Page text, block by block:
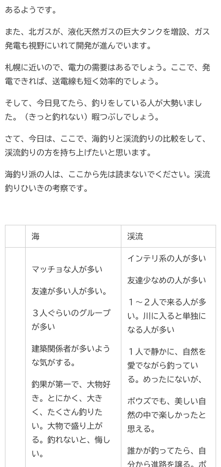
あるようです。
また、北ガスが、液化天然ガスの巨大タンクを増設、ガス
発電も視野にいれて開発が進んでいます。
札幌に近いので、電力の需要はあるでしょう。ここで、発
電できれば、送電線も短く効率的でしょう。
そして、今日見てたら、釣りをしている人が大勢いまし
た。（きっと釣れない）暇つぶしでしょう。
さて、今日は、ここで、海釣りと渓流釣りの比較をして、
渓流釣りの方を持ち上げたいと思います。
海釣り派の人は、ここから先は読まないでください。渓流
釣りひいきの考察です。
海 渓流
マッチョな人が多い
友達が多い人が多い。
３人ぐらいのグループ
が多い
建築関係者が多いよう
な気がする。
釣果が第一で、大物好
き。とにかく、大き
く、たくさん釣りた
い。大物で盛り上が
る。釣れないと、悔し
い。
インテリ系の人が多い
友達少なめの人が多い
１～２人で来る人が多
い。川に入ると単独に
なる人が多い
１人で静かに、自然を
愛でながら釣ってい
る。めったにないが、
ボウズでも、美しい自
然の中で楽しかったと
思える。
誰かが釣ってたら、自
分から進路を譲る。ポ